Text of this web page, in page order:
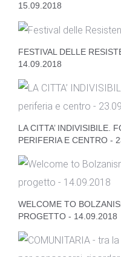
15.09.2018
FESTIVAL DELLE
14.09.2018
LA CITTA’ INDIVISIBILE.
PERIFERIA E CENTRO -
WELCOME TO
PROGETTO - 14.09.2018